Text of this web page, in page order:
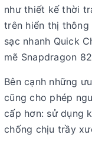
như thiết kế thời
trên hiển thị
sạc nhanh Quick
mẽ Snapdragon
Bên cạnh những
cũng cho phép
cấp hơn: sử dụng
chống chịu trầy